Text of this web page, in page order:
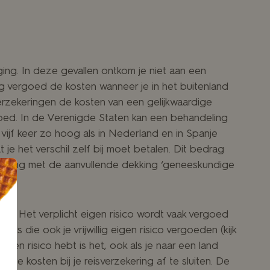
In deze gevallen ontkom je niet aan een
vergoed de kosten wanneer je in het buitenland
de kosten van een gelijkwaardige
In de Verenigde Staten kan een behandeling
keer zo hoog als in Nederland en in Spanje
je het verschil zelf bij moet betalen. Dit bedrag
met de aanvullende dekking ‘geneeskundige
Het verplicht eigen risico wordt vaak vergoed
die ook je vrijwillig eigen risico vergoeden (kijk
risico hebt is het, ook als je naar een land
kosten bij je reisverzekering af te sluiten. De